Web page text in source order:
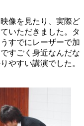
像を見たり、実際ど
いただきました。タ
すでにレーザーで加
すごく身近なんだな
やすい講演でした。